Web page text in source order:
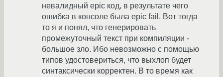
невалидный epic код, в результате чего
ошибка в консоле была epic fail. Вот тогда
то я и понял, что генерировать
промежуточный текст при компиляции -
большое зло. Ибо невозможно с помощью
типов удостовериться, что выхлоп будет
синтаксически корректен. В то время как